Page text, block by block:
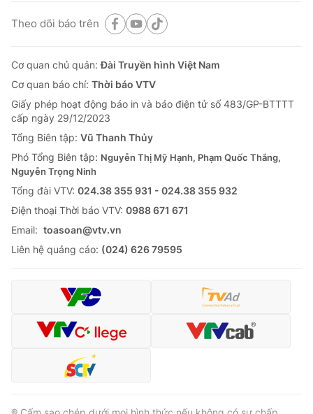
Theo dõi báo trên
Cơ quan chủ quản:Đài Truyền hình Việt Nam
Cơ quan báo chí: Thời báo VTV
Giấy phép hoạt động báo in và báo điện tử số 483/GP-BTTTT
cấp ngày 29/12/2023
Tổng Biên tập: Vũ Thanh Thủy
Phó Tổng Biên tập: Nguyễn Thị Mỹ Hạnh, Phạm Quốc Thắng,
Nguyễn Trọng Ninh
Tổng đài VTV: 024.38 355 931 - 024.38 355 932
Ðiện thoại Thời báo VTV: 0988 671 671
Email: toasoan@vtv.vn
Liên hệ quảng cáo: (024) 626 79595